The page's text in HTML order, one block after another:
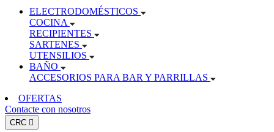
ELECTRODOMÉSTICOS
COCINA
RECIPIENTES
SARTENES
UTENSILIOS
BAÑO
ACCESORIOS PARA BAR Y PARRILLAS
OFERTAS
Contacte con nosotros
CRC 